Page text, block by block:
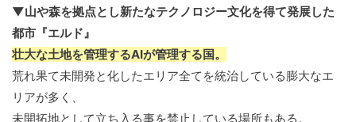
▼山や森を拠点とし新たなテクノロジー文化を得て発展した
都市『エルド』
壮大な土地を管理するAIが管理する国。
荒れ果て未開発と化したエリア全てを統治している膨大なエ
リアが多く、
未開拓地として立ち入る事を禁止している場所もある。